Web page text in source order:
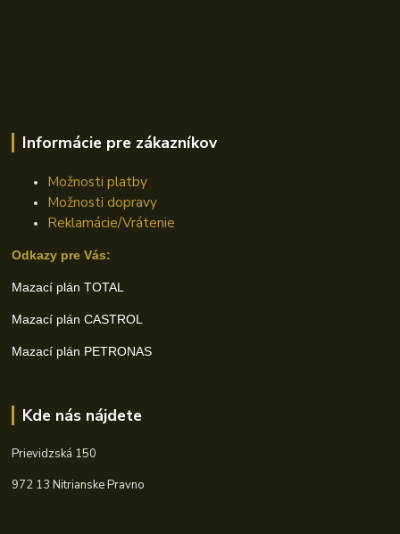
Informácie pre zákazníkov
Možnosti platby
Možnosti dopravy
Reklamácie/Vrátenie
Odkazy pre Vás:
Mazací plán TOTAL
Mazací plán CASTROL
Mazací plán PETRONAS
Kde nás nájdete
Prievidzská 150
972 13 Nitrianske Pravno